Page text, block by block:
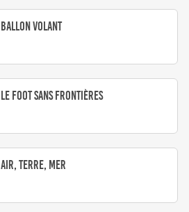
Ballon volant
Le foot sans frontières
Air, terre, mer